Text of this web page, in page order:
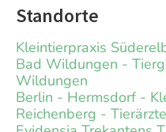
Standorte
Kleintierpraxis
Bad Wildungen -
Wildungen
Berlin - Hermsdorf -
Reichenberg -